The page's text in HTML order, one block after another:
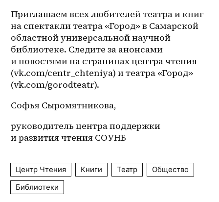
Приглашаем всех любителей театра и книг
на спектакли театра «Город» в Самарской
областной универсальной научной
библиотеке. Следите за анонсами
и новостями на страницах центра чтения
(vk.com/centr_chteniya) и театра «Город»
(vk.com/gorodteatr).
Софья Сыромятникова,
руководитель центра поддержки
и развития чтения СОУНБ
Центр Чтения Книги Театр
Общество
Библиотеки